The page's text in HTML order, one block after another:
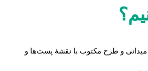
میدانی و طرح مکتوب با نقشهٔ پست‌ها و